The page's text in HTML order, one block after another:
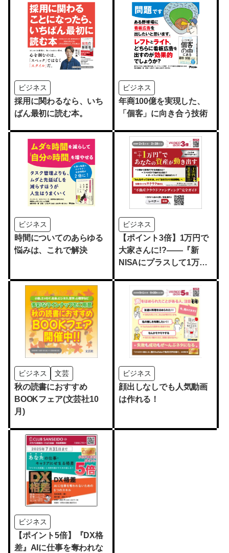
ビジネス
採用に関わるなら、いち
ばん最初に読む本。
ビジネス
年商100億を実現した、
「個客」に向き合う技術
ビジネス
時間についてのあらゆる
悩みは、これで解決
ビジネス
【ポイント3倍】1万円で
大家さんに!?――『新
NISAにプラスして1万円
ビジネス 文芸
秋の読書におすすめ
BOOKフェア(文芸社10
月)
ビジネス
顔出しなしでも人気動画
は作れる！
ビジネス
【ポイント5倍】『DX格
差』AIに仕事を奪われな